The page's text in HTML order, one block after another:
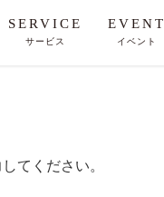
SERVICE
サービス
EVENT
イベント
てください。